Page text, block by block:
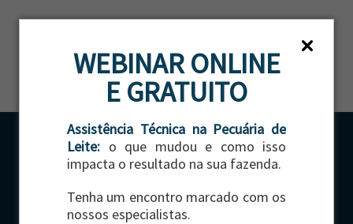
WEBINAR ONLINE
E GRATUITO
Assistência Técnica na Pecuária de
Leite: o que mudou e como isso
impacta o resultado na sua fazenda.
Tenha um encontro marcado com os
nossos especialistas.